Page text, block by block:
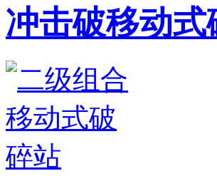
冲击破移动式